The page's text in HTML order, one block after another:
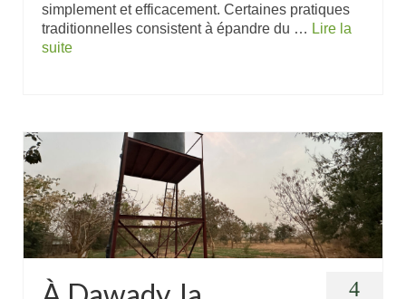
simplement et efficacement. Certaines pratiques
traditionnelles consistent à épandre du … Lire la
suite
4